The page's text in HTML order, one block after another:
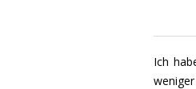
Ich